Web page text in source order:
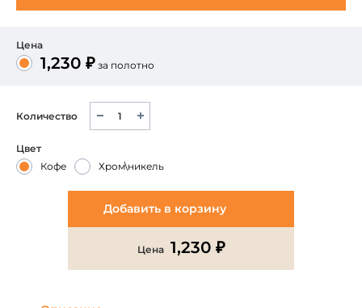
Цена
1,230 ₽ за полотно
Количество
Цвет
Кофе
Хром\никель
Добавить в корзину
Цена 1,230 ₽